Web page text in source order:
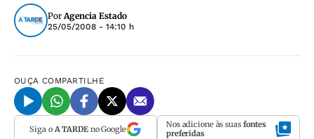
PorAgencia Estado
25/05/2008 - 14:10 h
OUÇA COMPARTILHE
Siga o A TARDEno Google Nos adicione às suas fontes
preferidas